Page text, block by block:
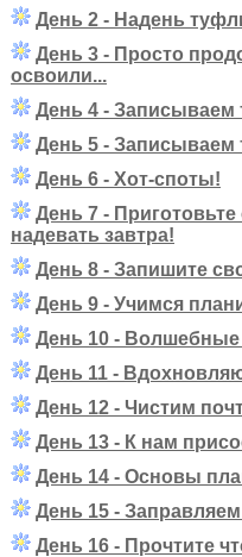
День 2 - Надень
День 3 - Просто
освоили...
День 4 - Записываем
День 5 -
День 6 - Хот-споты!
День 7 -
надевать завтра!
День 8 - Запишите
День 9 - Учимся
День 10 - Волшебные
День 11 -
День 12 - Чистим
День 13 - К нам
День 14 - Основы
День 15 -
День 16 - Прочтите